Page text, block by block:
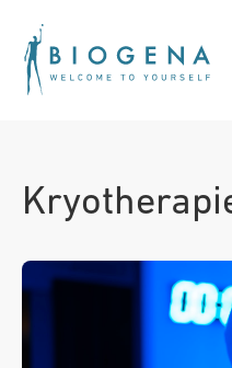
Medical Treatments